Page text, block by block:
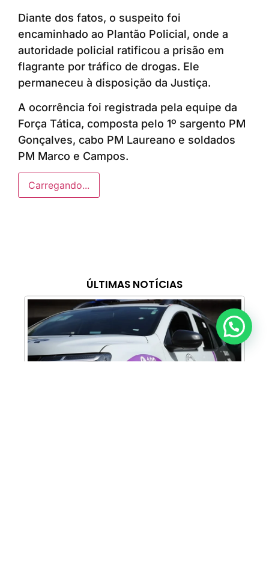
ÚLTIMAS NOTÍCIAS
Diante dos fatos, o suspeito foi
encaminhado ao Plantão Policial, onde a
autoridade policial ratificou a prisão em
flagrante por tráfico de drogas. Ele
permaneceu à disposição da Justiça.
A ocorrência foi registrada pela equipe da
Força Tática, composta pelo 1º sargento PM
Gonçalves, cabo PM Laureano e soldados
PM Marco e Campos.
Carregando...
Anunciar ou recomendar matéria